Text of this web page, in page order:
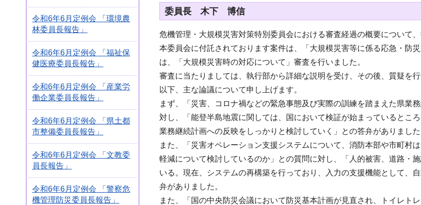
令和6年6月定例会 「環境農
林委員長報告」
令和6年6月定例会 「福祉保
健医療委員長報告」
令和6年6月定例会 「産業労
働企業委員長報告」
令和6年6月定例会 「県土都
市整備委員長報告」
令和6年6月定例会 「文教委
員長報告」
令和6年6月定例会 「警察危
機管理防災委員長報告」
委員長 木下 博信
危機管理・大規模災害対策特別委員会における審査経過の概要について、
本委員会に付託されております案件は、「大規模災害等に係る応急・防
は、「大規模災害時の対応について」審査を行いました。
審査に当たりましては、執行部から詳細な説明を受け、その後、質疑を行
以下、主な論議について申し上げます。
まず、「災害、コロナ禍などの緊急事態及び実際の訓練を踏まえた県業
対し、「能登半島地震に関しては、国において検証が始まっているとこ
業務継続計画への反映をしっかりと検討していく」との答弁がありました
また、「災害オペレーション支援システムについて、消防本部や市町村
軽減について検討しているのか」との質問に対し、「人的被害、道路・
いる。現在、システムの再構築を行っており、入力の支援機能として、
弁がありました。
また、「国の中央防災会議において防災基本計画が見直され、トイレト